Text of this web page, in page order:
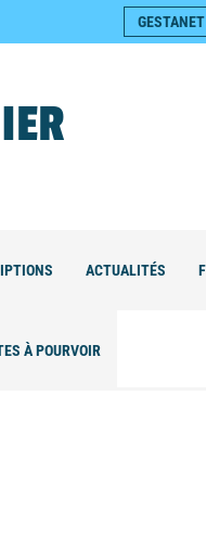
GESTANET
ACTUALITÉS
À POURVOIR